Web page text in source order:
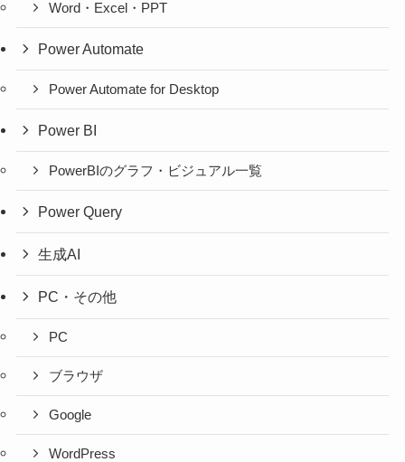
Word・Excel・PPT
Power Automate
Power Automate for Desktop
Power BI
PowerBIのグラフ・ビジュアル一覧
Power Query
生成AI
PC・その他
PC
ブラウザ
Google
WordPress